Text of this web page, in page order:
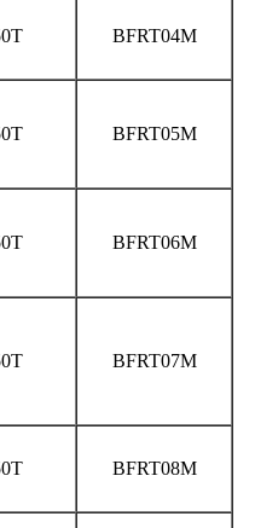
BFRT04M
BFRT05M
BFRT06M
BFRT07M
BFRT08M